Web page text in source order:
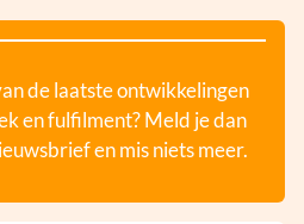
de laatste ontwikkelingen
en fulfilment? Meld je dan
en mis niets meer.